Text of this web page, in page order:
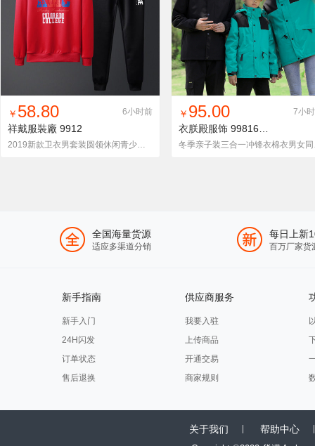
找同款 加入铺货单 收藏
￥ 58.80 6小时前
祥戴服裝廠 9912
2019新款卫衣男套装圆领休闲青少年运动套装初中学生两件套
找同款 加入铺货单 收藏
￥ 95.00 7小
衣朕殿服饰 99816三合一
冬季亲子
全国海量货源
适应多渠道分销
每日上新
百万厂家货
新手指南
新手入门
24H闪发
订单状态
售后退换
供应商服务
我要入驻
上传商品
开通交易
商家规则
关于我们 帮助中心